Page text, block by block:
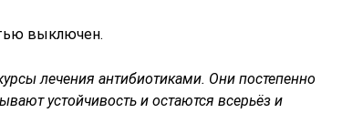
выключен.
лечения антибиотиками. Они постепенно
устойчивость и остаются всерьёз и